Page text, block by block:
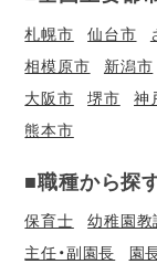
札幌市 仙台市
相模原市
新潟市
大阪市
堺市 神
熊本市
■職種から探
保育士 幼稚園教
主任・副園長
園